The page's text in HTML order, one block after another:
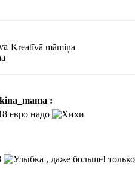
Kreatīvā māmiņa
:
евро надо
, даже больше!